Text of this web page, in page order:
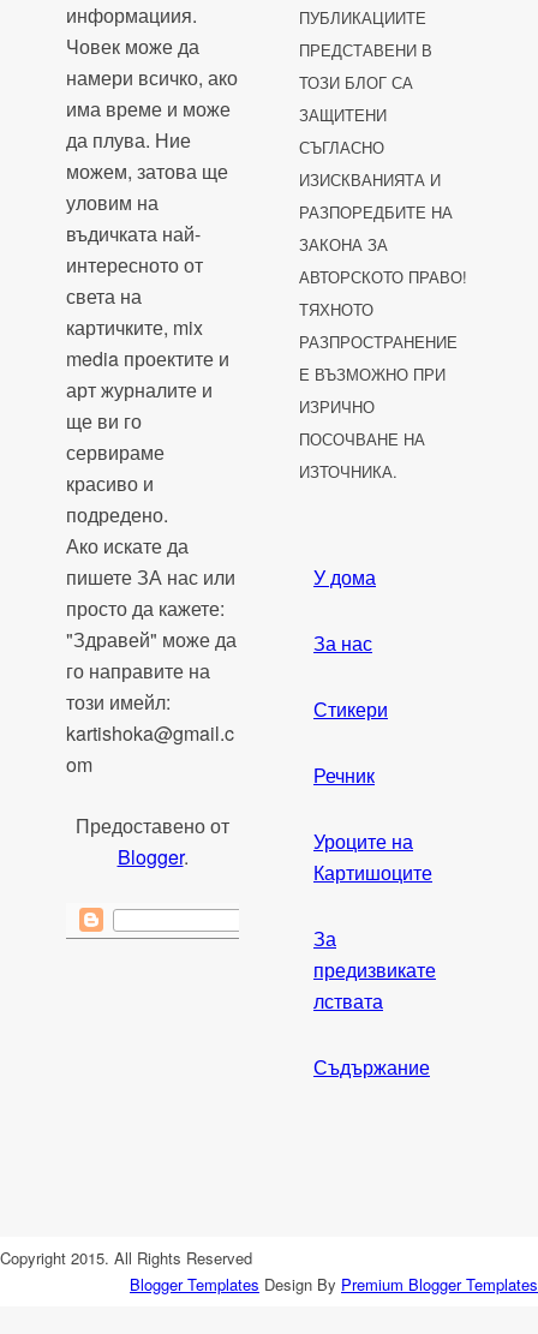
информациия.
Човек може да
намери всичко, ако
има време и може
да плува. Ние
можем, затова ще
уловим на
въдичката най-
интересното от
света на
картичките, mix
media проектите и
арт журналите и
ще ви го
сервираме
красиво и
подредено.
Ако искате да
пишете ЗА нас или
просто да кажете:
"Здравей" може да
го направите на
този имейл:
kartishoka@gmail.c
om
Предоставено от
Blogger.
ПУБЛИКАЦИИТЕ
ПРЕДСТАВЕНИ В
ТОЗИ БЛОГ СА
ЗАЩИТЕНИ
СЪГЛАСНО
ИЗИСКВАНИЯТА И
РАЗПОРЕДБИТЕ НА
ЗАКОНА ЗА
АВТОРСКОТО ПРАВО!
ТЯХНОТО
РАЗПРОСТРАНЕНИЕ
Е ВЪЗМОЖНО ПРИ
ИЗРИЧНО
ПОСОЧВАНЕ НА
ИЗТОЧНИКА.
У дома
За нас
Стикери
Речник
Уроците на
Картишоците
За
предизвикате
лствата
Съдържание
Copyright 2015. All Rights Reserved
Blogger Templates Design By Premium Blogger Templates